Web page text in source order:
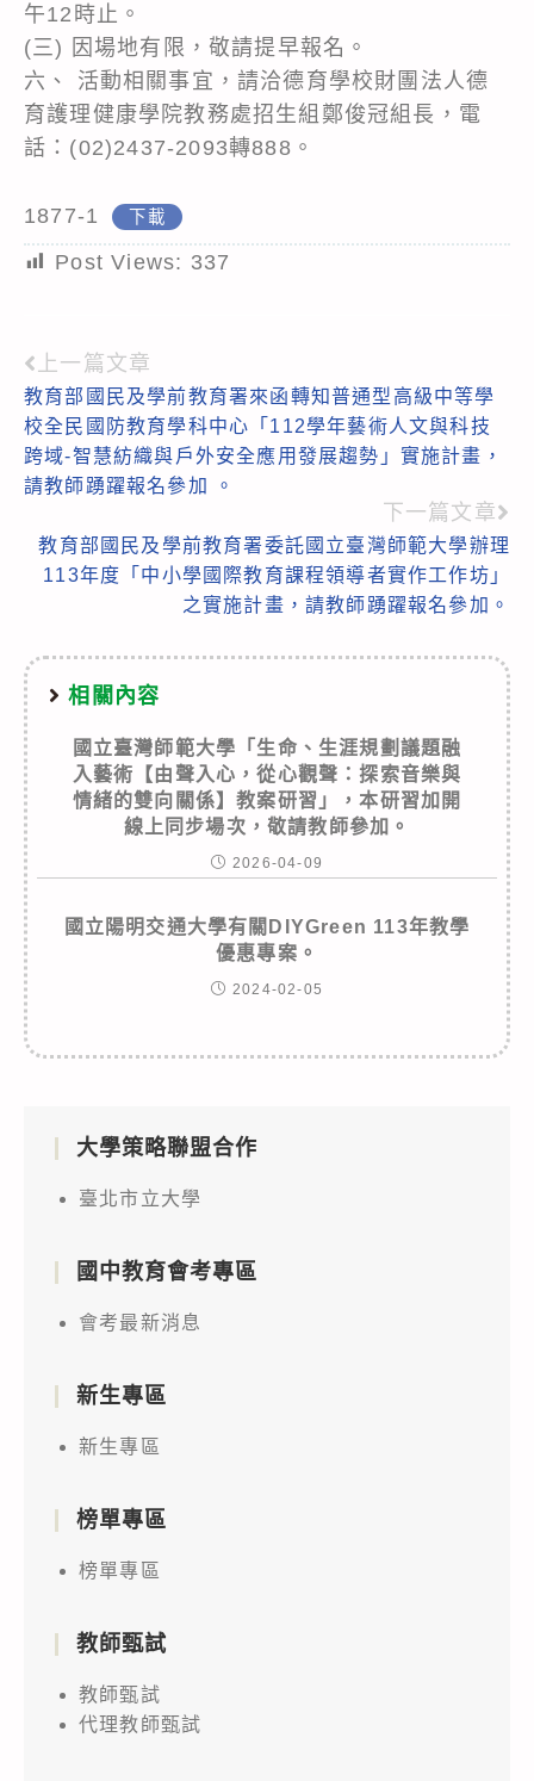
午12時止。
(三) 因場地有限，敬請提早報名。
六、 活動相關事宜，請洽德育學校財團法人德
育護理健康學院教務處招生組鄭俊冠組長，電
話：(02)2437-2093轉888。
1877-1 下載
Post Views: 337
Read
more
articles
上一篇文章
教育部國民及學前教育署來函轉知普通型高級中等學
校全民國防教育學科中心「112學年藝術人文與科技
跨域-智慧紡織與戶外安全應用發展趨勢」實施計畫，
請教師踴躍報名參加 。
下一篇文章
教育部國民及學前教育署委託國立臺灣師範大學辦理
113年度「中小學國際教育課程領導者實作工作坊」
之實施計畫，請教師踴躍報名參加。
相關內容
國立臺灣師範大學「生命、生涯規劃議題融
入藝術【由聲入心，從心觀聲：探索音樂與
情緒的雙向關係】教案研習」，本研習加開
線上同步場次，敬請教師參加。
2026-04-09
國立陽明交通大學有關DIYGreen 113年教學
優惠專案。
2024-02-05
大學策略聯盟合作
臺北市立大學
國中教育會考專區
會考最新消息
新生專區
新生專區
榜單專區
榜單專區
教師甄試
教師甄試
代理教師甄試